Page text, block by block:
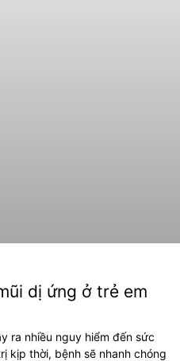
dị ứng ở trẻ em
ra nhiều nguy hiểm đến sức
kịp thời, bệnh sẽ nhanh chóng